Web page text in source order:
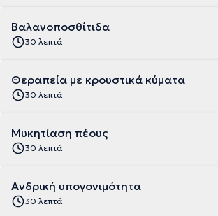
Βαλανοποσθίτιδα
30 λεπτά
Θεραπεία με κρουστικά κύματα
30 λεπτά
Μυκητίαση πέους
30 λεπτά
Aνδρική υπογονιμότητα
30 λεπτά